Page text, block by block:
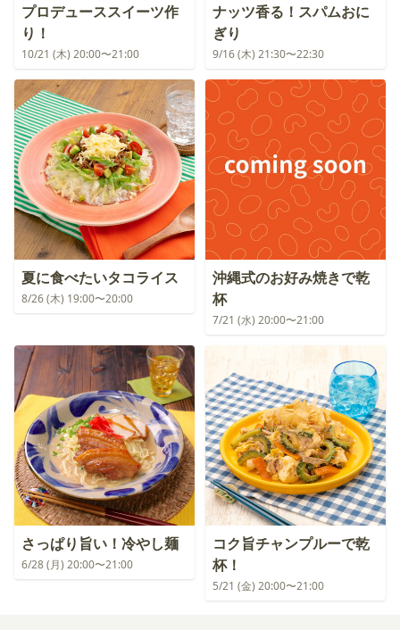
プロデューススイーツ作
り！
10/21 (木) 20:00〜21:00
ナッツ香る！スパムおに
ぎり
9/16 (木) 21:30〜22:30
夏に食べたいタコライス
8/26 (木) 19:00〜20:00
沖縄式のお好み焼きで乾
杯
7/21 (水) 20:00〜21:00
さっぱり旨い！冷やし麺
6/28 (月) 20:00〜21:00
コク旨チャンプルーで乾
杯！
5/21 (金) 20:00〜21:00